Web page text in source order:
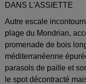
DANS L'ASSIETTE
Autre escale
plage du Mondrian,
promenade de bois
méditerranéenne
parasols de paille et
le spot décontracté